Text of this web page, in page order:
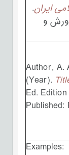
ایران.
و
Author,
(Year).
Ed.
Examples: